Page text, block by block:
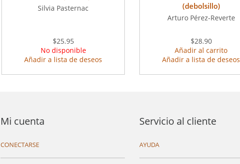
Silvia Pasternac
$25.95
No disponible
Añadir a lista de deseos
(debolsillo)
Arturo Pérez-Reverte
$28.90
Añadir al carrito
Añadir a lista de deseos
Mi cuenta
CONECTARSE
Servicio al cliente
AYUDA